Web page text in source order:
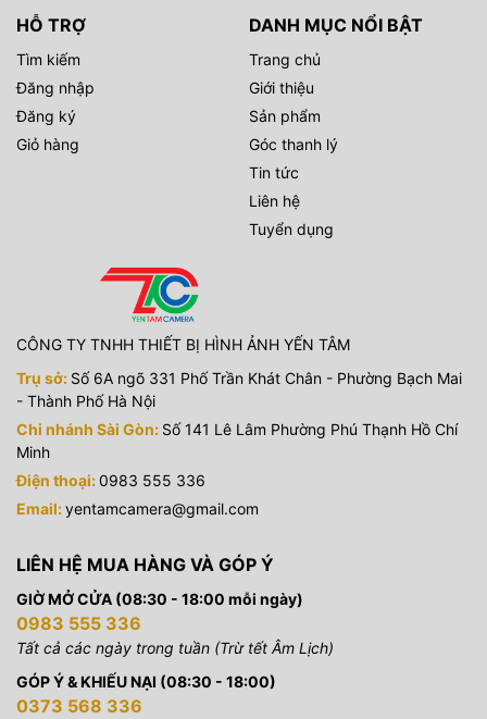
HỖ TRỢ
Tìm kiếm
Đăng nhập
Đăng ký
Giỏ hàng
DANH MỤC NỔI BẬT
Trang chủ
Giới thiệu
Sản phẩm
Góc thanh lý
Tin tức
Liên hệ
Tuyển dụng
CÔNG TY TNHH THIẾT BỊ HÌNH ẢNH YẾN TÂM
Trụ sở: Số 6A ngõ 331 Phố Trần Khát Chân - Phường Bạch Mai
- Thành Phố Hà Nội
Chi nhánh Sài Gòn: Số 141 Lê Lâm Phường Phú Thạnh Hồ Chí
Minh
Điện thoại:0983 555 336
Email:yentamcamera@gmail.com
LIÊN HỆ MUA HÀNG VÀ GÓP Ý
GIỜ MỞ CỬA (08:30 - 18:00 mỗi ngày)
0983 555 336
Tất cả các ngày trong tuần (Trừ tết Âm Lịch)
GÓP Ý & KHIẾU NẠI (08:30 - 18:00)
0373 568 336